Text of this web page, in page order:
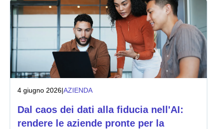
Manifatturiero
Assicurazioni
Telecomunicazioni
Tecnologia
Settore pubblico
4 giugno 2026|AZIENDA
Dal caos dei dati alla fiducia nell'AI:
rendere le aziende pronte per la